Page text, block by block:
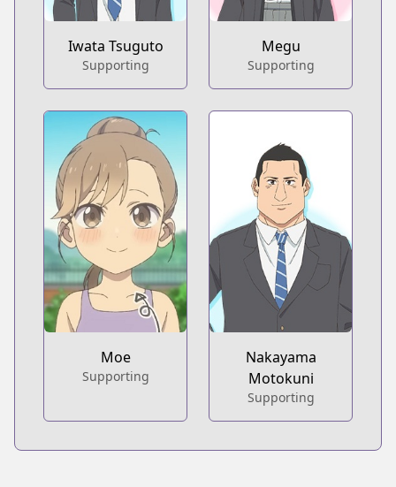
Iwata Tsuguto
Supporting
Megu
Supporting
Moe
Supporting
Nakayama
Motokuni
Supporting